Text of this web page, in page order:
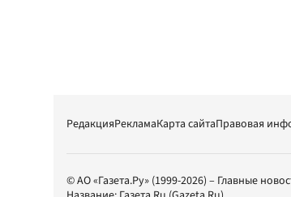
РедакцияРекламаКарта сайтаПравовая
© АО «Газета.Ру» (1999-2026) – Главные